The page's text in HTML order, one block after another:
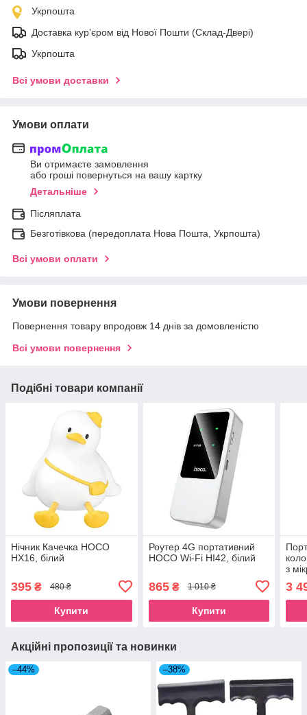
Укрпошта
Доставка кур'єром від Нової Пошти (Склад-Двері)
Укрпошта
Всі умови доставки
Умови оплати
Ви отримаєте замовлення
або гроші повернуться на вашу картку
Детальніше
Післяплата
Безготівкова (передоплата Нова Пошта, Укрпошта)
Всі умови оплати
Умови повернення
Повернення товару впродовж 14 днів за домовленістю
Всі умови повернення
Подібні товари компанії
Нічник Качечка HOCO
HX16, білий
395 ₴ 480 ₴
Купити
Роутер 4G портативний
HOCO Wi-Fi HI42, білий
865₴ 1 010 ₴
Купити
з
3
Акційні пропозиції та новинки
–44% –38%